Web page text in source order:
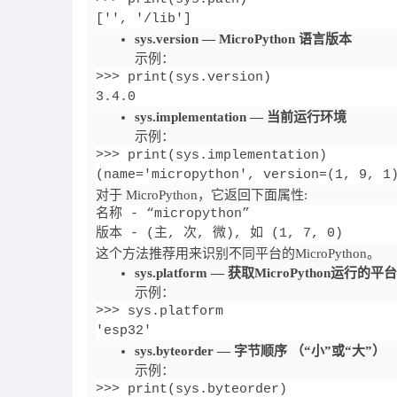
['', '/lib']
sys.version — MicroPython 语言版本
示例：
>>> print(sys.version)
3.4.0
sys.implementation — 当前运行环境
示例：
>>> print(sys.implementation)
(name='micropython', version=(1, 9,
对于 MicroPython，它返回下面属性:
名称 - “micropython”
版本 - (主, 次, 微), 如 (1, 7, 0)
这个方法推荐用来识别不同平台的MicroPython。
sys.platform — 获取MicroPython运行的平台
示例：
>>> sys.platform
'esp32'
sys.byteorder — 字节顺序 （“小”或“大”）
示例：
>>> print(sys.byteorder)